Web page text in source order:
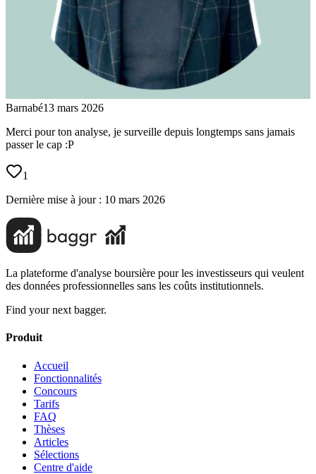
Barnabé13 mars 2026
Merci pour ton analyse, je surveille depuis longtemps sans jamais
passer le cap :P
1
Dernière mise à jour : 10 mars 2026
La plateforme d'analyse boursière pour les investisseurs qui veulent
des données professionnelles sans les coûts institutionnels.
Find your next bagger.
Produit
Accueil
Fonctionnalités
Concours
Tarifs
FAQ
Thèses
Articles
Sélections
Centre d'aide